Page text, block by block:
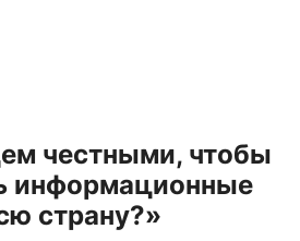
честными, чтобы
информационные
страну?»